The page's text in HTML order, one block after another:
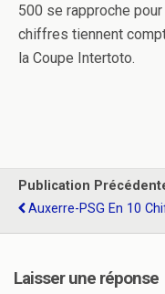
500 se rapproche
chiffres tiennent
la Coupe Intertoto.
Publication
Auxerre-PSG En 10
Laisser une réponse